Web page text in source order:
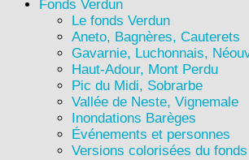
Fonds Verdun
Le fonds Verdun
Aneto, Bagnères, Cauterets
Gavarnie, Luchonnais,
Haut-Adour, Mont Perdu
Pic du Midi, Sobrarbe
Vallée de Neste, Vignemale
Inondations Barèges
Événements et personnes
Versions colorisées du